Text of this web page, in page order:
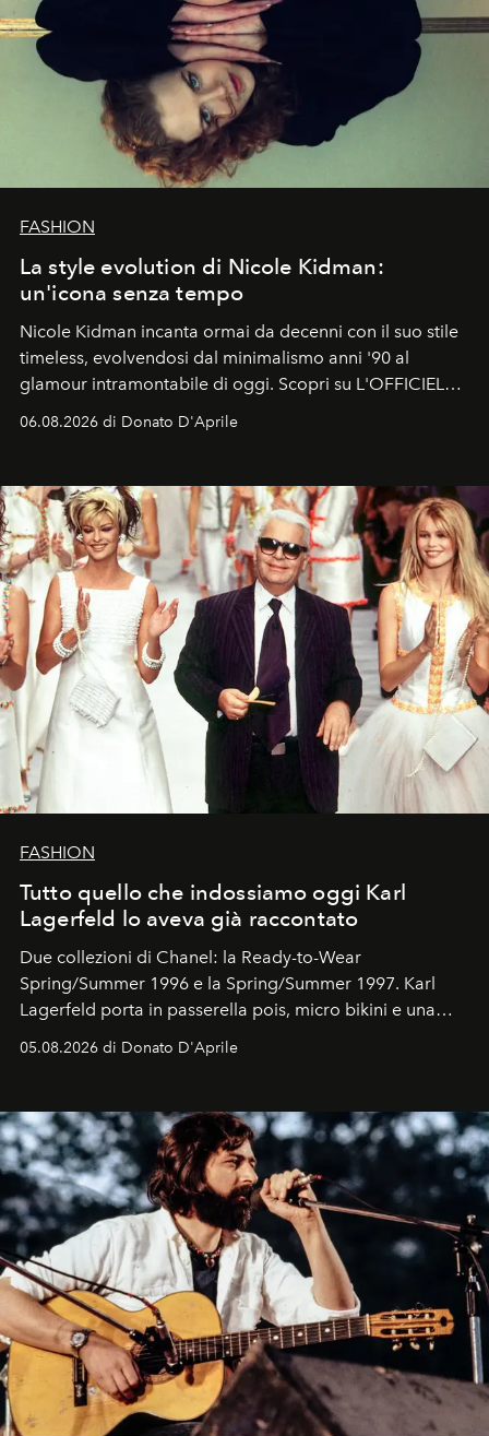
FASHION
La style evolution di Nicole Kidman:
un'icona senza tempo
Nicole Kidman incanta ormai da decenni con il suo stile
timeless, evolvendosi dal minimalismo anni '90 al
glamour intramontabile di oggi. Scopri su L'OFFICIEL
Italia la sua style evolution.
06.08.2026 di Donato D'Aprile
FASHION
Tutto quello che indossiamo oggi Karl
Lagerfeld lo aveva già raccontato
Due collezioni di Chanel: la Ready-to-Wear
Spring/Summer 1996 e la Spring/Summer 1997. Karl
Lagerfeld porta in passerella pois, micro bikini e una
logomania pensata per la spiaggia
Kate, Claudia e Carla una dietro l'altra. Trent'anni dopo,
uno dei documenti più contemporanei che abbiamo.
05.08.2026 di Donato D'Aprile